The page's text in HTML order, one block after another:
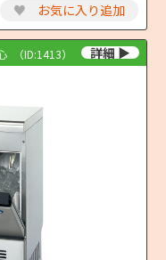
♥ お気に入り追加
（ID:1413）